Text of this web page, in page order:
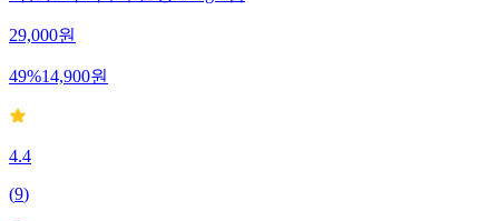
폭신쫀득 옥수수술빵 400g 3입
29,000원
49%14,900원
4.4
(9)